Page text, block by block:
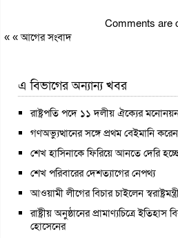
Comments are
« «আগের সংবাদ
এ বিভাগের অন্যান্য খবর
রাষ্ট্রপতি পদে ১১ দলীয় ঐক্যের
গণঅভ্যুত্থানের সঙ্গে প্রথম বেইমানি
শেখ হাসিনাকে ফিরিয়ে আনতে দেরি
শেখ পরিবারের দেশত্যাগের নেপথ্য
আওয়ামী লীগের বিচার চাইলেন
রাষ্ট্রীয় অনুষ্ঠানের প্রামাণ্যচিত্রে
হোসেনের